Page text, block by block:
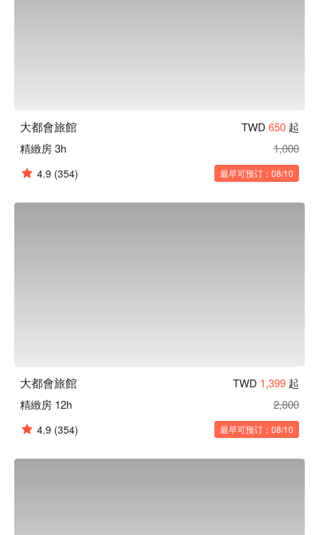
大都會旅館 TWD 650 起
精緻房 3h
1,000
4.9 (354) 最早可预订：08/10
大都會旅館 TWD 1,399 起
精緻房 12h
2,800
4.9 (354) 最早可预订：08/10